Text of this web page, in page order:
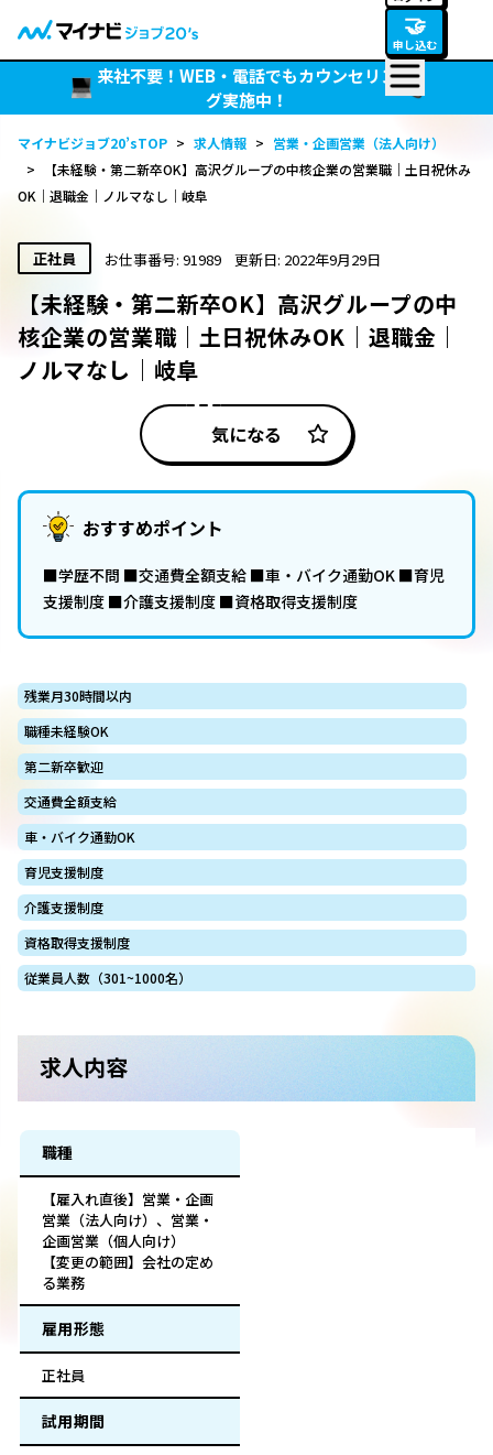
🤝
申し込む
来社不要！WEB・電話でもカウンセリン
グ実施中！
マイナビジョブ20’sTOP > 求人情報 > 営業・企画営業（法人向け）
>
【未経験・第二新卒OK】高沢グループの中核企業の営業職｜土日祝休み
OK｜退職金｜ノルマなし｜岐阜
正社員 お仕事番号: 91989 更新日: 2022年9月29日
【未経験・第二新卒OK】高沢グループの中
核企業の営業職｜土日祝休みOK｜退職金｜
ノルマなし｜岐阜
気になる
おすすめポイント
■学歴不問 ■交通費全額支給 ■車・バイク通勤OK ■育児
支援制度 ■介護支援制度 ■資格取得支援制度
残業月30時間以内
職種未経験OK
第二新卒歓迎
交通費全額支給
車・バイク通勤OK
育児支援制度
介護支援制度
資格取得支援制度
従業員人数（301~1000名）
求人内容
職種
【雇入れ直後】営業・企画
営業（法人向け）、営業・
企画営業（個人向け）
【変更の範囲】会社の定め
る業務
雇用形態
正社員
試用期間